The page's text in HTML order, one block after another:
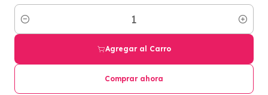
Cantidad
Agregar al Carro
Comprar ahora